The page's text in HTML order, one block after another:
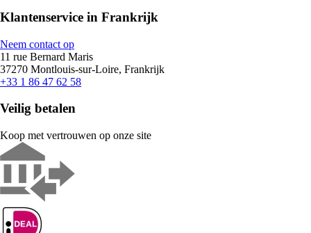
Klantenservice in Frankrijk
Neem contact op
11 rue Bernard Maris
37270 Montlouis-sur-Loire, Frankrijk
+33 1 86 47 62 58
Veilig betalen
Koop met vertrouwen op onze site